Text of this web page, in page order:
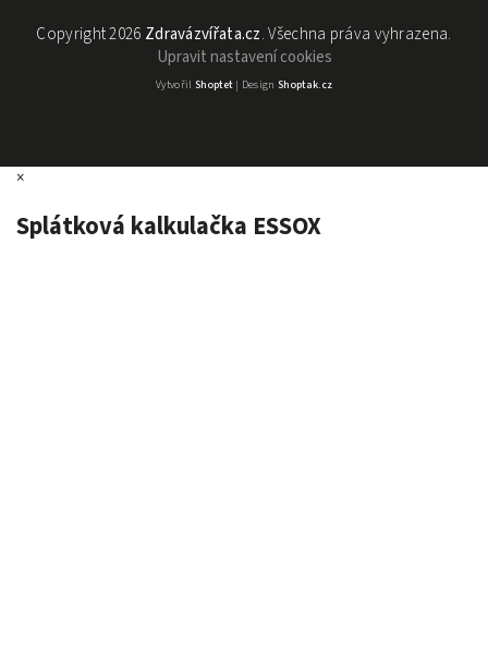
Copyright 2026 Zdravázvířata.cz. Všechna práva vyhrazena.
Upravit nastavení cookies
Vytvořil Shoptet| Design Shoptak.cz
×
Splátková kalkulačka ESSOX